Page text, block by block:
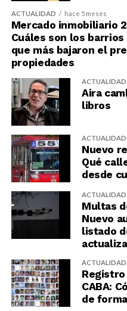
ACTUALIDAD hace 5 meses
Mercado inmobiliario
Cuáles son los barrios
que más bajaron el
propiedades
ACTUALIDAD
Aira
libros
ACTUALIDAD
Nuevo
Qué
desde
ACTUALIDAD
Multas
Nuevo
listado
ACTUALIDAD
CABA:
de